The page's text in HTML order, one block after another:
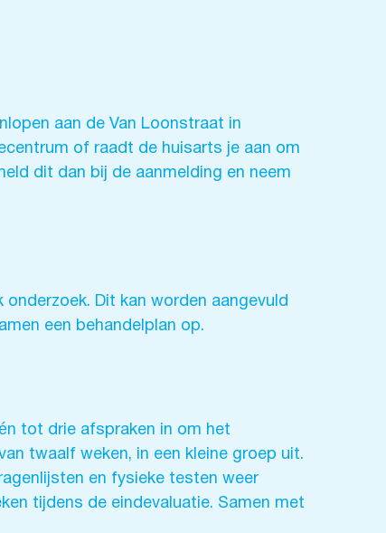
aan de Van Loonstraat in
of raadt de huisarts je aan om
dit dan bij de aanmelding en neem
Dit kan worden aangevuld
een behandelplan op.
tot drie afspraken in om het
twaalf weken, in een kleine groep uit.
en fysieke testen weer
tijdens de eindevaluatie. Samen met